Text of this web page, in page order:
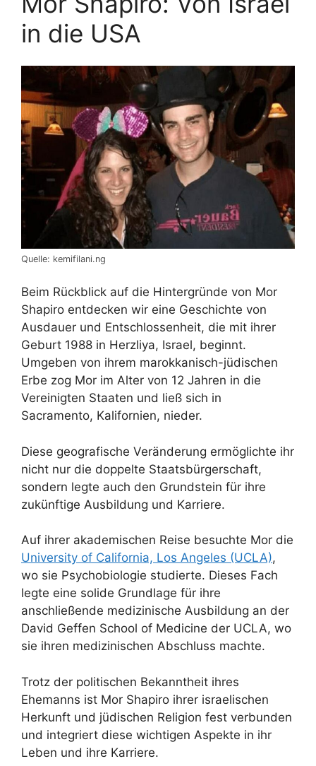
in die USA
Quelle: kemifilani.ng
Beim Rückblick auf die Hintergründe von Mor
Shapiro entdecken wir eine Geschichte von
Ausdauer und Entschlossenheit, die mit ihrer
Geburt 1988 in Herzliya, Israel, beginnt.
Umgeben von ihrem marokkanisch-jüdischen
Erbe zog Mor im Alter von 12 Jahren in die
Vereinigten Staaten und ließ sich in
Sacramento, Kalifornien, nieder.
Diese geografische Veränderung ermöglichte ihr
nicht nur die doppelte Staatsbürgerschaft,
sondern legte auch den Grundstein für ihre
zukünftige Ausbildung und Karriere.
Auf ihrer akademischen Reise besuchte Mor die
University of California, Los Angeles (UCLA),
wo sie Psychobiologie studierte. Dieses Fach
legte eine solide Grundlage für ihre
anschließende medizinische Ausbildung an der
David Geffen School of Medicine der UCLA, wo
sie ihren medizinischen Abschluss machte.
Trotz der politischen Bekanntheit ihres
Ehemanns ist Mor Shapiro ihrer israelischen
Herkunft und jüdischen Religion fest verbunden
und integriert diese wichtigen Aspekte in ihr
Leben und ihre Karriere.